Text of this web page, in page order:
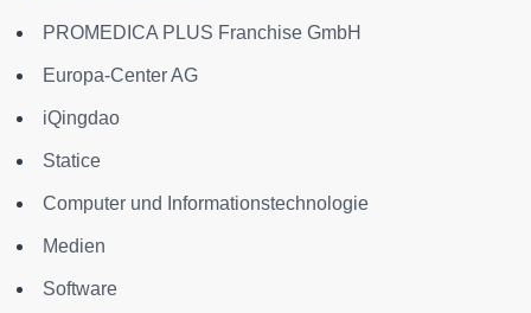
PROMEDICA PLUS Franchise GmbH
Europa-Center AG
iQingdao
Statice
Computer und Informationstechnologie
Medien
Software